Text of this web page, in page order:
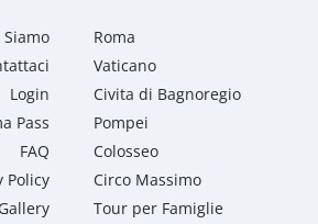
Siamo
Login
Pass
FAQ
Policy
Gallery
Roma
Vaticano
Civita di Bagnoregio
Pompei
Colosseo
Circo Massimo
Tour per Famiglie